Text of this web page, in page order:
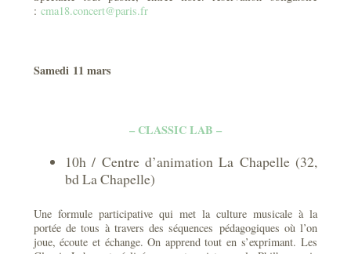
: cma18.concert@paris.fr
Samedi 11 mars
– CLASSIC LAB –
10h / Centre d’animation La Chapelle (32,
bd La Chapelle)
Une formule participative qui met la culture musicale à la
portée de tous à travers des séquences pédagogiques où l’on
joue, écoute et échange. On apprend tout en s’exprimant. Les